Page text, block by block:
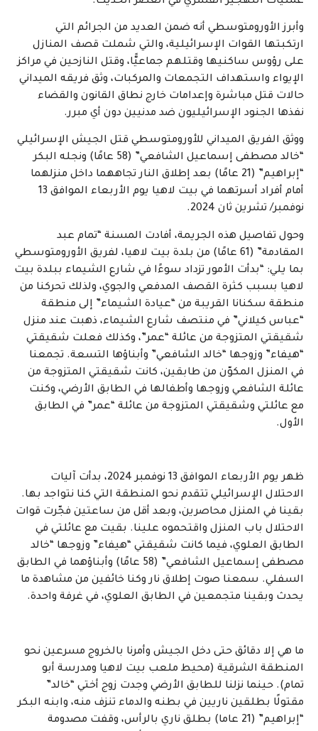
وأبرز الأورومتوسطي أنه ضمن العديد من الجرائم التي
ارتكبتها القوات الإسرائيلية، والتي شملت قصف المنازل
على رؤوس ساكنيها وقتلهم جماعيًّا، وقتل النازحين في مراكز
الإيواء واستهداف التجمعات والمركبات، وثق فريقه الميداني
حالات قتل مباشرة وإعدامات خارج نطاق القانون والقضاء
نفذها الجنود الإسرائيليون ضد مدنيين دون أي مبرر.
ووثق الفريق الميداني للأورومتوسطي قتل الجيش الإسرائيلي
“خالد مصطفى إسماعيل الشافعي” (58 عامًا) ونجله البكر
“إبراهيم” (21 عامًا) بعد إطلاق النار تجاههما داخل منزلهما
أمام أفراد أسرتهما في بيت لاهيا يوم الأربعاء الموافق 13
نوفمبر/ تشرين ثان 2024
.
وحول تفاصيل هذه الجريمة، أفادت المسنة “تمام عبد
المقادمة” (61 عامًا) من بلدة بيت لاهيا، لفريق الأورومتوسطي
بما يلي: “بدأت الأمور تزداد سوءًا في شارع الشيماء ببلدة بيت
لاهيا بسبب كثرة القصف المدفعي والجوي، ولذلك تحركنا من
منطقة سكنانا القريبة من “عيادة الشيماء” إلى منطقة
“عباس كيلاني” في منتصف شارع الشيماء، ذهبت عند منزل
شقيقتي المتزوجة من عائلة “عمر”، وكذلك فعلت شقيقتي
“هيفاء” وزوجها “خالد الشافعي” وأبناؤها التسعة. تجمعنا
في المنزل المكوّن من طابقين، كانت شقيقتي المتزوجة من
عائلة الشافعي وزوجها وأطفالها في الطابق الأرضي، وكنت
مع عائلتي وشقيقتي المتزوجة من عائلة “عمر” في الطابق
الأول.
ظهر يوم الأربعاء الموافق 13 نوفمبر 2024، بدأت آليات
الاحتلال الإسرائيلي تتقدم نحو المنطقة التي كنا نتواجد بها.
بقينا في المنزل محاصرين، وبعد أقل من ساعتين فجّرت قوات
الاحتلال باب المنزل واقتحموه علينا. بقيت مع عائلتي في
الطابق العلوي، فيما كانت شقيقتي “هيفاء” وزوجها “خالد
مصطفى إسماعيل الشافعي” (58 عامًا) وأبناؤهما في الطابق
السفلي. سمعنا صوت إطلاق نار وكنا خائفين من مشاهدة ما
يحدث وبقينا متجمعين في الطابق العلوي، في غرفة واحدة.
ما هي إلا دقائق حتى دخل الجيش وأمرنا بالخروج مسرعين نحو
المنطقة الشرقية (محيط ملعب بيت لاهيا ومدرسة أبو
تمام). حينما نزلنا للطابق الأرضي وجدت زوج أختي “خالد”
مقتولًا بطلقين ناريين في بطنه والدماء تنزف منه، وابنه البكر
“إبراهيم” (21 عاما) بطلق ناري بالرأس، وقفت مصدومة